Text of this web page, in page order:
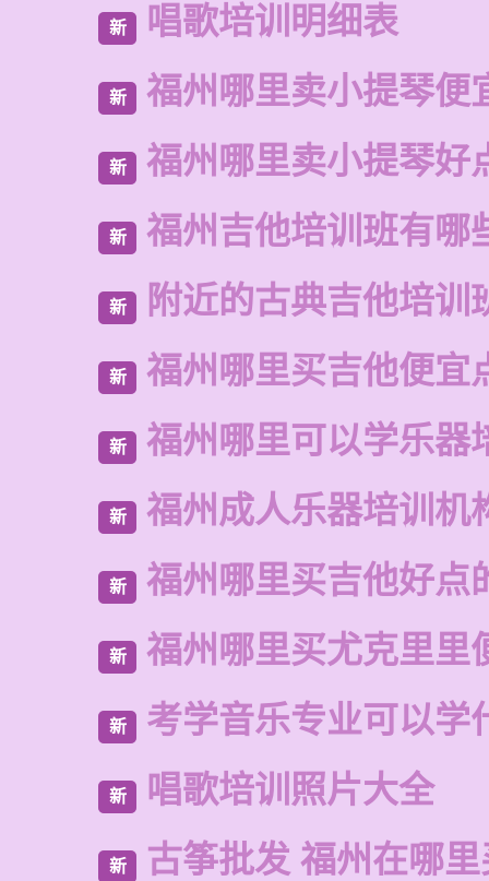
新 唱歌培训明细表
新 福州哪里卖小提琴便
新 福州哪里卖小提琴好
新 福州吉他培训班有哪
新 附近的古典吉他培训
新 福州哪里买吉他便宜
新 福州哪里可以学乐器
新 福州成人乐器培训机
新 福州哪里买吉他好点
新 福州哪里买尤克里里
新 考学音乐专业可以学
新 唱歌培训照片大全
新 古筝批发 福州在哪